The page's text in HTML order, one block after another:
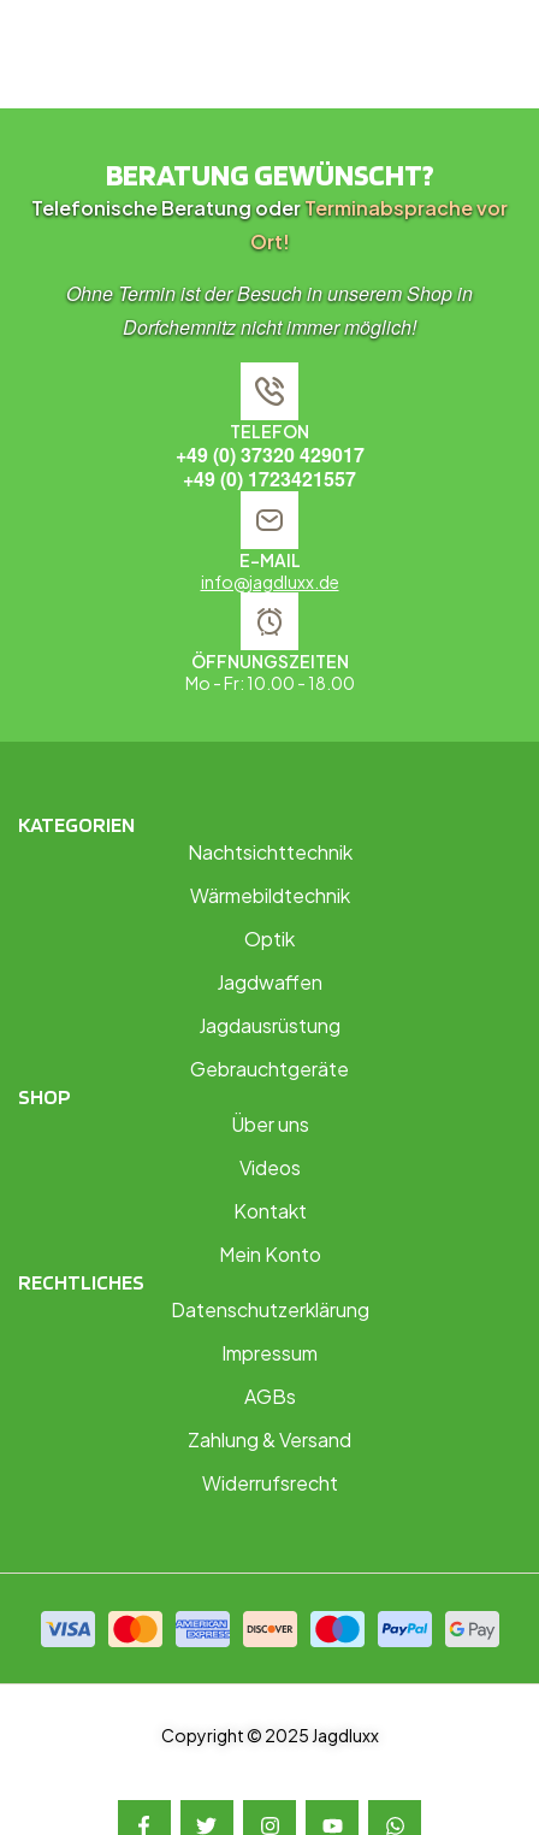
BERATUNG GEWÜNSCHT?
Telefonische Beratung oderTerminabsprache vor
Ort!
Ohne Termin ist der Besuch in unserem Shop in
Dorfchemnitz nicht immer möglich!
TELEFON
+49 (0) 37320 429017
+49 (0) 1723421557
E-MAIL
info@jagdluxx.de
ÖFFNUNGSZEITEN
Mo - Fr: 10.00 - 18.00
KATEGORIEN
Nachtsichttechnik
Wärmebildtechnik
Optik
Jagdwaffen
Jagdausrüstung
Gebrauchtgeräte
SHOP
Über uns
Videos
Kontakt
Mein Konto
RECHTLICHES
Datenschutzerklärung
Impressum
AGBs
Zahlung & Versand
Widerrufsrecht
Copyright © 2025 Jagdluxx